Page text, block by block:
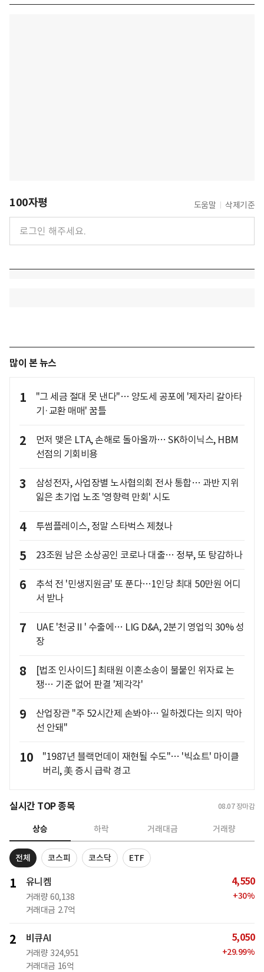
100자평 도움말 삭제기준
많이 본 뉴스
1
"그 세금 절대 못 낸다"… 양도세 공포에 '제자리 갈아타
기·교환 매매' 꿈틀
2
먼저 맺은 LTA, 손해로 돌아올까… SK하이닉스, HBM
선점의 기회비용
3
삼성전자, 사업장별 노사협의회 전사 통합… 과반 지위
잃은 초기업 노조 '영향력 만회' 시도
4 투썸플레이스, 정말 스타벅스 제쳤나
5 23조원 남은 소상공인 코로나 대출… 정부, 또 탕감하나
6
추석 전 '민생지원금' 또 푼다…1인당 최대 50만원 어디
서 받나
7
UAE '천궁Ⅱ' 수출에… LIG D&A, 2분기 영업익 30% 성
장
8
[법조 인사이드] 최태원 이혼소송이 불붙인 위자료 논
쟁… 기준 없어 판결 '제각각'
9
산업장관 "주 52시간제 손봐야… 일하겠다는 의지 막아
선 안돼"
10
"1987년 블랙먼데이 재현될 수도"… '빅쇼트' 마이클
버리, 美 증시 급락 경고
실시간 TOP 종목 08.07 장마감
상승 하락 거래대금 거래량
전체 코스피 코스닥 ETF
1 유니켐
거래량 60,138
거래대금 2.7억
4,550
+30%
2 비큐AI
거래량 324,951
거래대금 16억
5,050
+29.99%